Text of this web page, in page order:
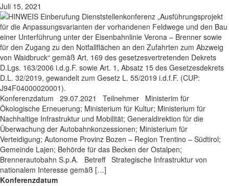
Juli 15, 2021
Konferenzdatum 29.07.2021 Teilnehmer Ministerim für
Ökologische Erneuerung; Ministerium für Kultur; Ministerium für
Nachhaltige Infrastruktur und Mobilität; Generaldirektion für die
Überwachung der Autobahnkonzessionen; Ministerium für
Verteidigung; Autonome Provinz Bozen – Region Trentino – Südtirol;
Gemeinde Lajen; Behörde für das Becken der Ostalpen;
Brennerautobahn S.p.A. Betreff Strategische Infrastruktur von
nationalem Interesse gemäß […]
Konferenzdatum